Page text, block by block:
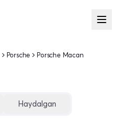
Porsche Porsche Macan
Haydalgan